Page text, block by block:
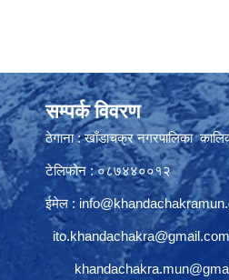
सम्पर्क विवरण
ठेगाना : खाँडाचक्र नगरपालिका
टेलिफोन : ०८७४४००१२
ईमेल :
ito.khandachakra@gmail.com